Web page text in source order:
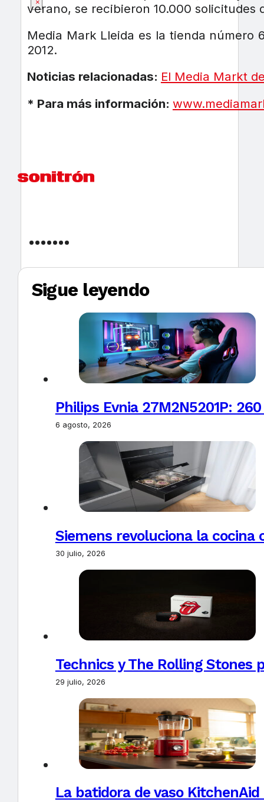
×
verano, se recibieron 10.000 solicitudes
Media Mark Lleida es la tienda
2012.
Noticias relacionadas: El Media Markt
* Para más información:
Sigue leyendo
Philips Evnia 27M2N5201P:
6 agosto, 2026
Siemens revoluciona la
30 julio, 2026
Technics y The Rolling Stones
29 julio, 2026
La batidora de vaso